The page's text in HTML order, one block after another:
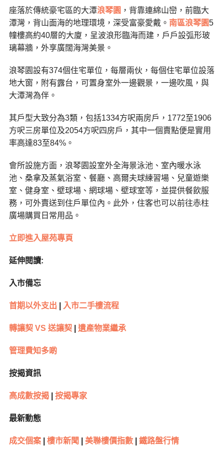
座落於傳統豪宅區的大潭浪琴園 ，背靠連綿山巒，前臨大
潭灣，背山面海的地理環境，深受富豪愛戴。 南區浪琴園5
幢樓高約40層的大廈，呈波浪形臨海而建，戶戶設弧形玻
璃幕牆，外享廣闊海灣美景。
浪琴園設有374個住宅單位，每層兩伙，每個住宅單位設落
地大窗，附有露台，可置身室外一邊觀景，一邊吹風，與
大潭灣為伴。
其戶型大致分為3類，包括1334方呎兩房戶，1772至1906
方呎三房單位及2054方呎四房戶，其中一個賣點便是實用
率高達83至84%。
會所設施方面，浪琴園設室外全海景泳池、室內暖水泳
池、桑拿及蒸氣浴室、餐廳、高爾夫球練習場、兒童遊樂
室、健身室、壁球場、網球場、壁球室等，並提供餐飲服
務，可外賣送到住戶單位內。此外，住客也可以前往赤柱
廣場購買日常用品。
立即進入屋苑專頁
延伸閱讀:
入市備忘
首期以外支出 入市二手樓流程
轉讓契 VS 送讓契 遺產物業繼承
管理費知多啲
按揭資訊
高成數按揭 按揭專家
最新動態
成交個案| 樓市新聞 美聯樓價指數| 鐵路盤行情